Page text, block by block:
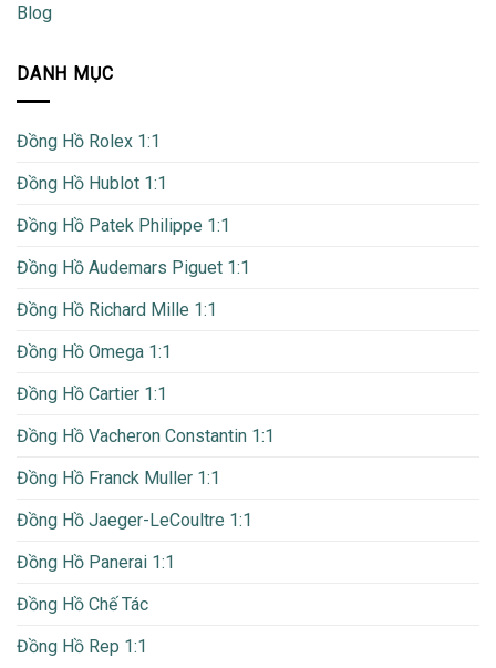
Blog
DANH MỤC
Đồng Hồ Rolex 1:1
Đồng Hồ Hublot 1:1
Đồng Hồ Patek Philippe 1:1
Đồng Hồ Audemars Piguet 1:1
Đồng Hồ Richard Mille 1:1
Đồng Hồ Omega 1:1
Đồng Hồ Cartier 1:1
Đồng Hồ Vacheron Constantin 1:1
Đồng Hồ Franck Muller 1:1
Đồng Hồ Jaeger-LeCoultre 1:1
Đồng Hồ Panerai 1:1
Đồng Hồ Chế Tác
Đồng Hồ Rep 1:1